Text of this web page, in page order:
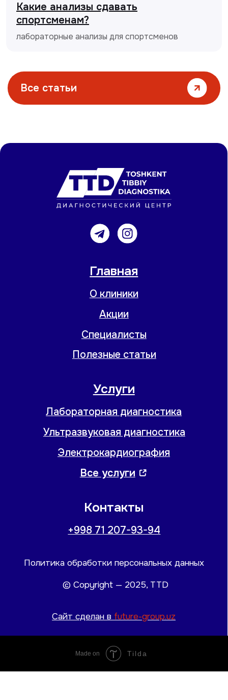
Какие анализы сдавать
спортсменам?
лабораторные анализы для спортсменов
Made on Tilda